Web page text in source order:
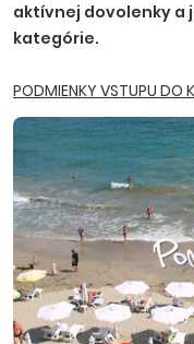
aktívnej dovolenky a
kategórie.
PODMIENKY VSTUPU DO